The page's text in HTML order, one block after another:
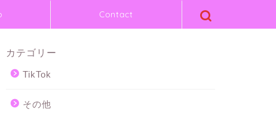
Contact
カテゴリー
TikTok
その他